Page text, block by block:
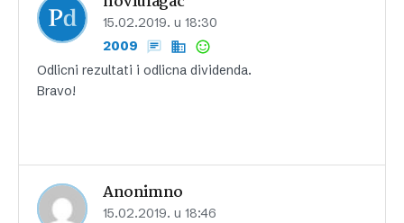
15.02.2019. u 18:30
2009
Odlicni rezultati i odlicna dividenda.
Bravo!
Anonimno
15.02.2019. u 18:46